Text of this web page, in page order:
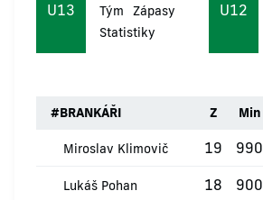
U13 Tým
Zápasy
Statistiky
U12
#BRANKÁŘI Z Min
Miroslav Klimovič 19 990
Lukáš Pohan 18 900